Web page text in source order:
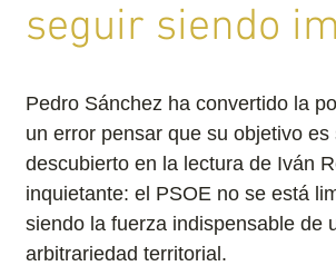
seguir siendo
Pedro Sánchez ha convertido la
un error pensar que su objetivo
descubierto en la lectura de Iván
inquietante: el PSOE no se está
siendo la fuerza indispensable de
arbitrariedad territorial.